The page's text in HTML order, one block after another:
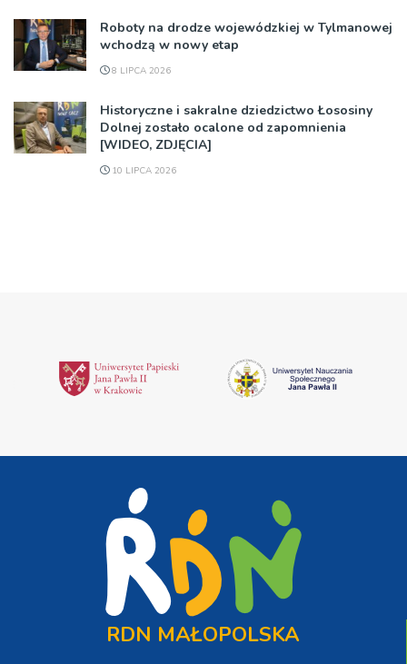
Roboty na drodze wojewódzkiej w Tylmanowej
wchodzą w nowy etap
8 LIPCA 2026
Historyczne i sakralne dziedzictwo Łososiny
Dolnej zostało ocalone od zapomnienia
[WIDEO, ZDJĘCIA]
10 LIPCA 2026
RDN MAŁOPOLSKA